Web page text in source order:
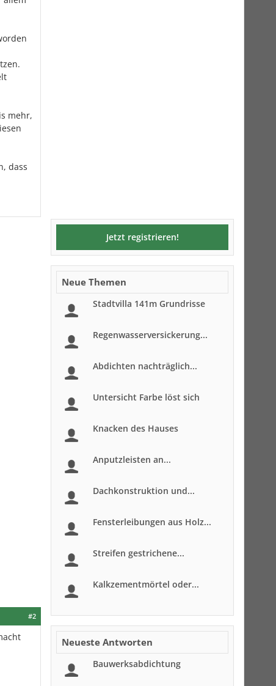
mehr,
dass
#2
Jetzt registrieren!
Neue Themen
Stadtvilla 141m Grundrisse
Regenwasserversickerung...
Abdichten nachträglich...
Untersicht Farbe löst sich
Knacken des Hauses
Anputzleisten an...
Dachkonstruktion und...
Fensterleibungen aus Holz...
Streifen gestrichene...
Kalkzementmörtel oder...
Neueste Antworten
Bauwerksabdichtung